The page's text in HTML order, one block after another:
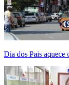
Dia dos Pais aquece